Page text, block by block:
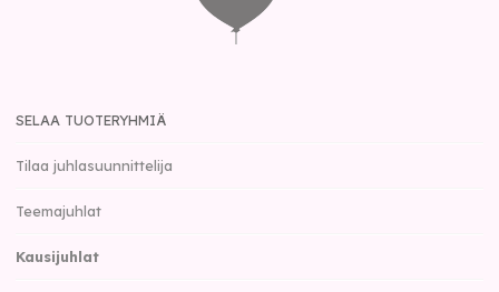
SELAA TUOTERYHMIÄ
Tilaa juhlasuunnittelija
Teemajuhlat
Kausijuhlat